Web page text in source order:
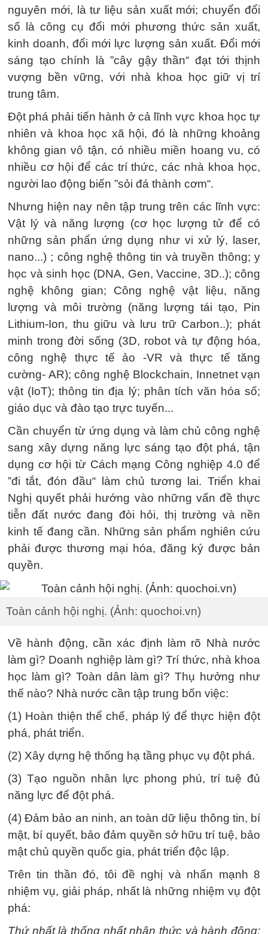
nguyên mới, là tư liệu sản xuất mới; chuyển đổi
số là công cụ đổi mới phương thức sản xuất,
kinh doanh, đổi mới lực lượng sản xuất. Đổi mới
sáng tạo chính là ”cây gậy thần“ đạt tới thịnh
vượng bền vững, với nhà khoa học giữ vị trí
trung tâm.
Đột phá phải tiến hành ở cả lĩnh vực khoa học tự
nhiên và khoa học xã hội, đó là những khoảng
không gian vô tận, có nhiều miền hoang vu, có
nhiều cơ hội để các trí thức, các nhà khoa học,
người lao động biến ”sỏi đá thành cơm“.
Nhưng hiện nay nên tập trung trên các lĩnh vực:
Vật lý và năng lượng (cơ học lượng tử để có
những sản phẩn ứng dụng như vi xử lý, laser,
nano...) ; công nghệ thông tin và truyền thông; y
học và sinh học (DNA, Gen, Vaccine, 3D..); công
nghệ không gian; Công nghệ vật liệu, năng
lượng và môi trường (năng lượng tái tạo, Pin
Lithium-Ion, thu giữu và lưu trữ Carbon..); phát
minh trong đời sống (3D, robot và tự động hóa,
công nghệ thực tế ảo -VR và thực tế tăng
cường- AR); công nghệ Blockchain, Innetnet vạn
vật (IoT); thông tin địa lý; phân tích văn hóa số;
giáo dục và đào tạo trực tuyến...
Cần chuyển từ ứng dụng và làm chủ công nghệ
sang xây dựng năng lực sáng tạo đột phá, tận
dụng cơ hội từ Cách mạng Công nghiệp 4.0 để
”đi tắt, đón đầu“ làm chủ tương lai. Triển khai
Nghị quyết phải hướng vào những vấn đề thực
tiễn đất nước đang đòi hỏi, thị trường và nền
kinh tế đang cần. Những sản phẩm nghiên cứu
phải được thương mại hóa, đăng ký được bản
quyền.
Toàn cảnh hội nghị. (Ảnh: quochoi.vn)
Về hành động, cần xác định làm rõ Nhà nước
làm gì? Doanh nghiệp làm gì? Trí thức, nhà khoa
học làm gì? Toàn dân làm gì? Thụ hưởng như
thế nào? Nhà nước cần tập trung bốn việc:
(1) Hoàn thiện thể chế, pháp lý để thực hiện đột
phá, phát triển.
(2) Xây dựng hệ thống hạ tầng phục vụ đột phá.
(3) Tạo nguồn nhân lực phong phú, trí tuệ đủ
năng lực để đột phá.
(4) Đảm bảo an ninh, an toàn dữ liệu thông tin, bí
mật, bí quyết, bảo đảm quyền sở hữu trí tuệ, bảo
mật chủ quyền quốc gia, phát triển độc lập.
Trên tin thần đó, tôi đề nghị và nhấn mạnh 8
nhiệm vụ, giải pháp, nhất là những nhiệm vụ đột
phá:
Thứ nhất là thống nhất nhận thức và hành động: